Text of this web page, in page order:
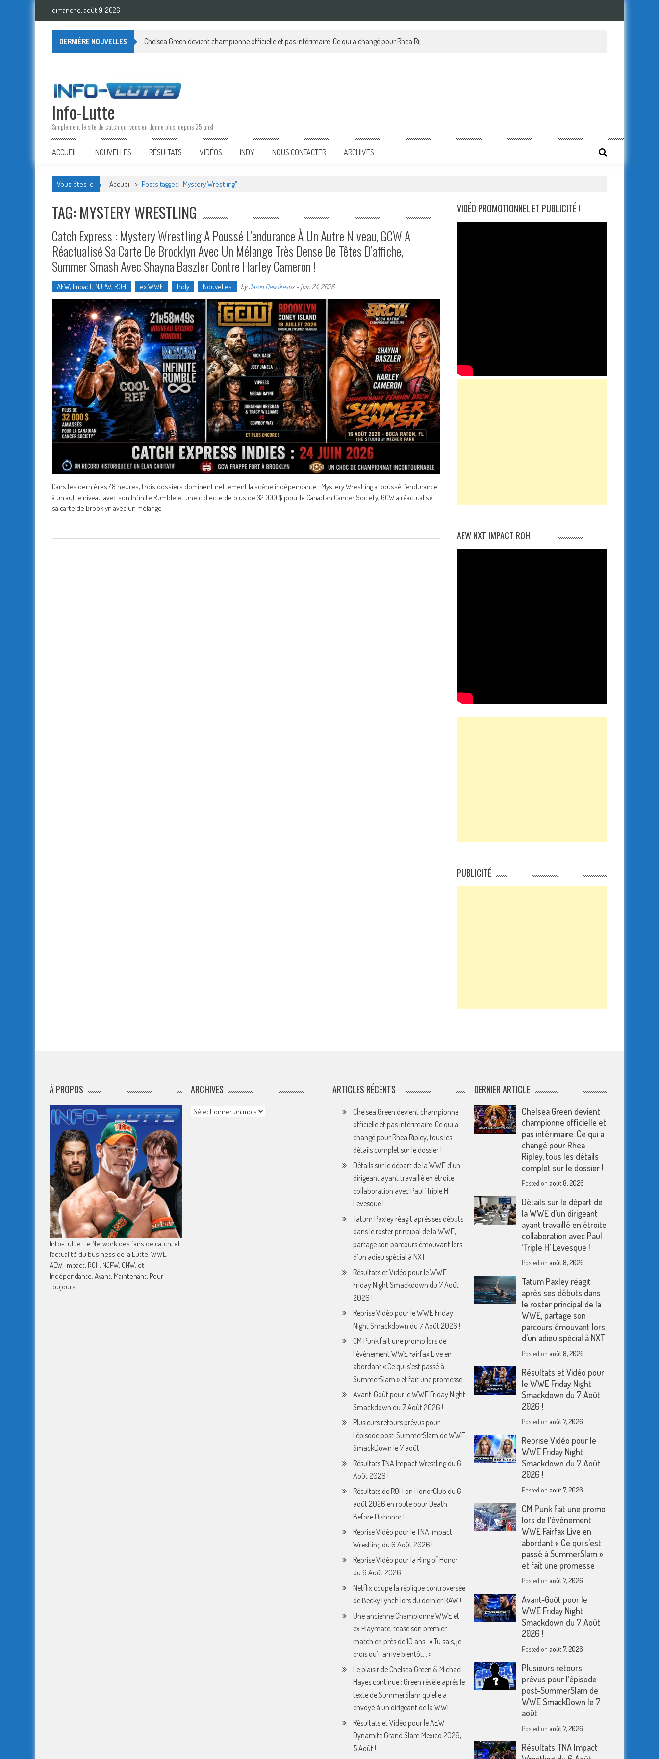
Skip
dimanche, août 9, 2026
DERNIÈRE NOUVELLES Chelsea Green devient championne officielle et pas intérimaire. Ce qui a changé pour Rhea Ripley, tous les détails complet sur le dossier !
Info-Lutte
Simplement le site de catch qui vous en donne plus, depuis 25 ans!
ACCUEIL NOUVELLES RÉSULTATS VIDÉOS INDY NOUS CONTACTER ARCHIVES
Vous êtes ici Accueil > Posts tagged "Mystery Wrestling"
TAG: MYSTERY WRESTLING
Catch Express : Mystery Wrestling A Poussé L’endurance À Un Autre Niveau, GCW A
Réactualisé Sa Carte De Brooklyn Avec Un Mélange Très Dense De Têtes D’affiche,
Summer Smash Avec Shayna Baszler Contre Harley Cameron !
AEW, Impact, NJPW, ROH ex WWE Indy Nouvelles byJason Descôteaux- juin 24, 2026
Dans les dernières 48 heures, trois dossiers dominent nettement la scène indépendante : Mystery Wrestling a poussé l’endurance
à un autre niveau avec son Infinite Rumble et une collecte de plus de 32 000 $ pour le Canadian Cancer Society, GCW a réactualisé
sa carte de Brooklyn avec un mélange
VIDÉO PROMOTIONNEL ET PUBLICITÉ !
AEW NXT IMPACT ROH
PUBLICITÉ
À PROPOS
Info-Lutte. Le Network des fans de catch, et
l’actualité du business de la Lutte, WWE,
AEW, Impact, ROH, NJPW, GNW, et
Indépendante. Avant, Maintenant, Pour
Toujours!
ARCHIVES
Archives
ARTICLES RÉCENTS
Chelsea Green devient championne
officielle et pas intérimaire. Ce qui a
changé pour Rhea Ripley, tous les
détails complet sur le dossier !
Détails sur le départ de la WWE d’un
dirigeant ayant travaillé en étroite
collaboration avec Paul ‘Triple H’
Levesque !
Tatum Paxley réagit après ses débuts
dans le roster principal de la WWE,
partage son parcours émouvant lors
d’un adieu spécial à NXT
Résultats et Vidéo pour le WWE
Friday Night Smackdown du 7 Août
2026 !
Reprise Vidéo pour le WWE Friday
Night Smackdown du 7 Août 2026 !
CM Punk fait une promo lors de
l’événement WWE Fairfax Live en
abordant « Ce qui s’est passé à
SummerSlam » et fait une promesse
Avant-Goût pour le WWE Friday Night
Smackdown du 7 Août 2026 !
Plusieurs retours prévus pour
l’épisode post-SummerSlam de WWE
SmackDown le 7 août
Résultats TNA Impact Wrestling du 6
Août 2026 !
Résultats de ROH on HonorClub du 6
août 2026 en route pour Death
Before Dishonor !
Reprise Vidéo pour le TNA Impact
Wrestling du 6 Août 2026 !
Reprise Vidéo pour la Ring of Honor
du 6 Août 2026
Netflix coupe la réplique controversée
de Becky Lynch lors du dernier RAW !
Une ancienne Championne WWE et
ex Playmate, tease son premier
match en près de 10 ans : « Tu sais, je
crois qu’il arrive bientôt… »
Le plaisir de Chelsea Green & Michael
Hayes continue : Green révèle après le
texte de SummerSlam qu’elle a
envoyé à un dirigeant de la WWE
Résultats et Vidéo pour le AEW
Dynamite Grand Slam Mexico 2026,
5 Août !
DERNIER ARTICLE
Chelsea Green devient
championne officielle et
pas intérimaire. Ce qui a
changé pour Rhea
Ripley, tous les détails
complet sur le dossier !
Posted on août 8, 2026
Détails sur le départ de
la WWE d’un dirigeant
ayant travaillé en étroite
collaboration avec Paul
‘Triple H’ Levesque !
Posted on août 8, 2026
Tatum Paxley réagit
après ses débuts dans
le roster principal de la
WWE, partage son
parcours émouvant lors
d’un adieu spécial à NXT
Posted on août 8, 2026
Résultats et Vidéo pour
le WWE Friday Night
Smackdown du 7 Août
2026 !
Posted on août 7, 2026
Reprise Vidéo pour le
WWE Friday Night
Smackdown du 7 Août
2026 !
Posted on août 7, 2026
CM Punk fait une promo
lors de l’événement
WWE Fairfax Live en
abordant « Ce qui s’est
passé à SummerSlam »
et fait une promesse
Posted on août 7, 2026
Avant-Goût pour le
WWE Friday Night
Smackdown du 7 Août
2026 !
Posted on août 7, 2026
Plusieurs retours
prévus pour l’épisode
post-SummerSlam de
WWE SmackDown le 7
août
Posted on août 7, 2026
Résultats TNA Impact